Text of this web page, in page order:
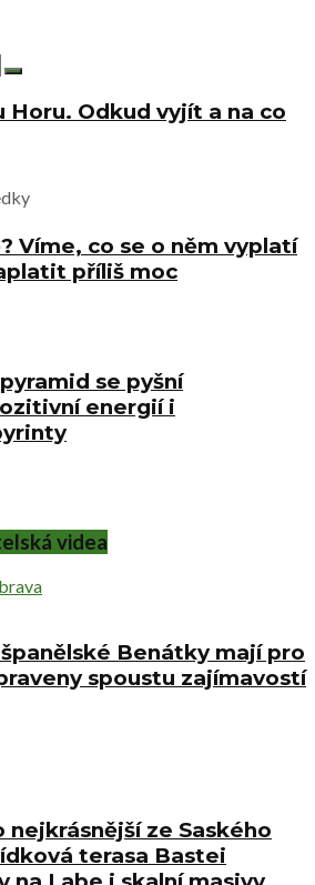
Horu. Odkud vyjít a na co
Víme, co se o něm vyplatí
příliš moc
se pyšní
energií i
videa
Benátky mají pro
spoustu zajímavostí
ze Saského
terasa Bastei